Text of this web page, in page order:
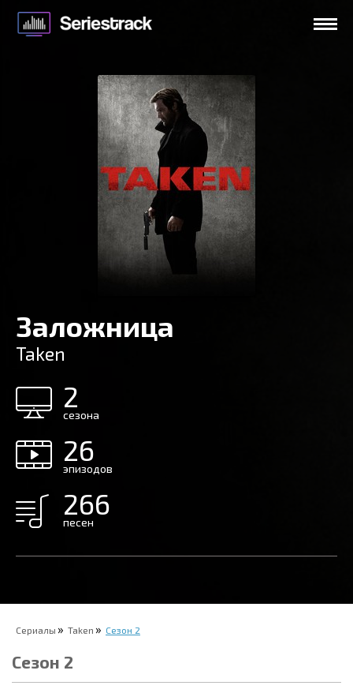
Заложница
Taken
2
сезона
26
эпизодов
266
песен
Сериалы Taken Сезон 2
Сезон 2